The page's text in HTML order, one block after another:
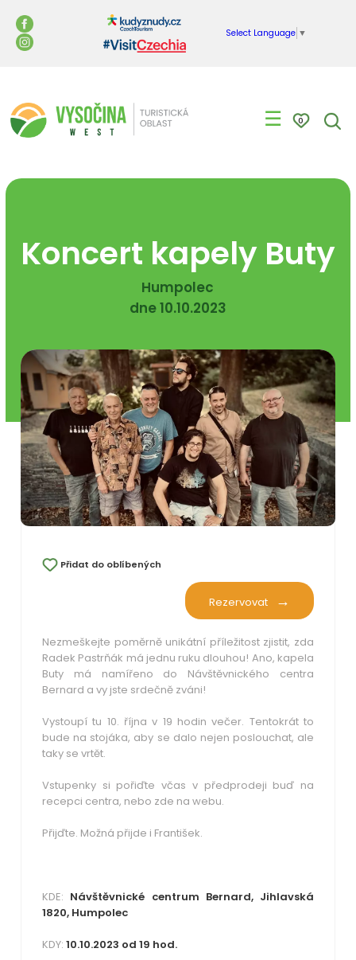
Select Language ▼
☰ 0
Koncert kapely Buty
Humpolec
dne 10.10.2023
Přidat do oblíbených
Rezervovat
Nezmeškejte poměrně unikátní příležitost zjistit, zda
Radek Pastrňák má jednu ruku dlouhou! Ano, kapela
Buty má namířeno do Návštěvnického centra
Bernard a vy jste srdečně zváni!
Vystoupí tu 10. října v 19 hodin večer. Tentokrát to
bude na stojáka, aby se dalo nejen poslouchat, ale
taky se vrtět.
Vstupenky si pořiďte včas v předprodeji buď na
recepci centra, nebo zde na webu.
Přijďte. Možná přijde i František.
KDE: Návštěvnické centrum Bernard, Jihlavská
1820, Humpolec
KDY: 10.10.2023 od 19 hod.